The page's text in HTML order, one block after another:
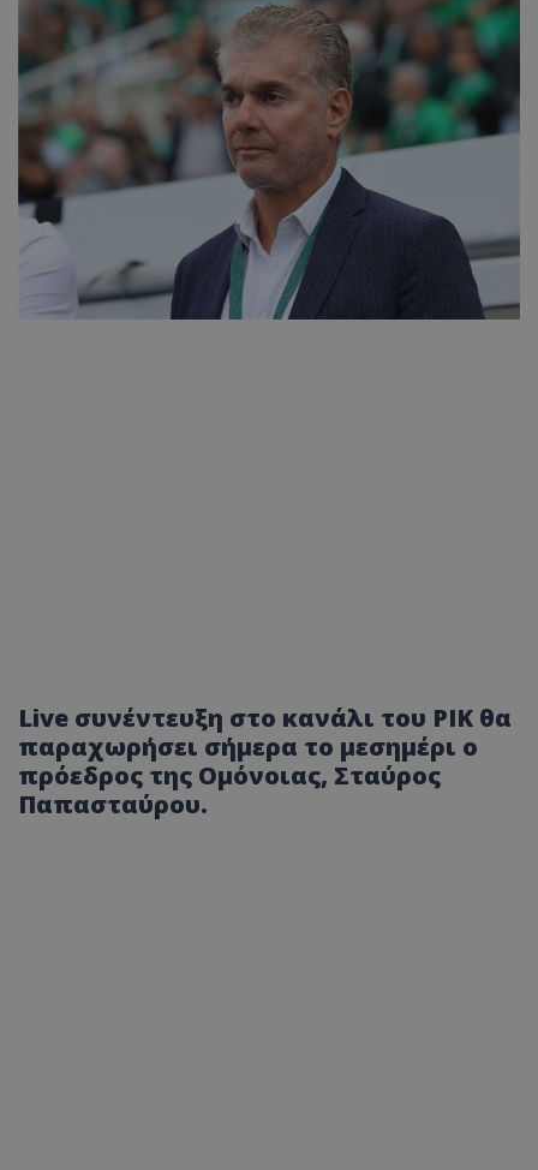
Live συνέντευξη στο κανάλι του ΡΙΚ θα
παραχωρήσει σήμερα το μεσημέρι ο
πρόεδρος της Ομόνοιας, Σταύρος
Παπασταύρου.